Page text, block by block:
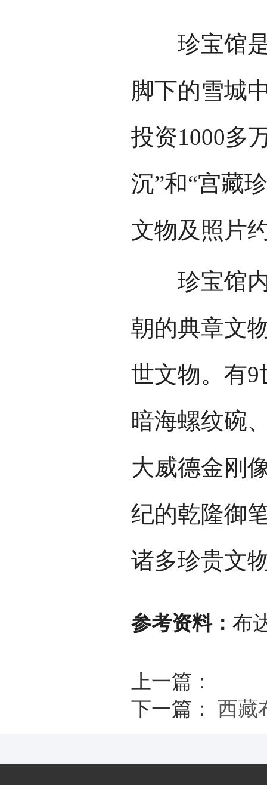
珍宝馆是
脚下的雪城
投资1000多
沉”和“宫藏
文物及照片
珍宝馆内
朝的典章文
世文物。有
暗海螺纹碗
大威德金刚
纪的乾隆御
诸多珍贵文
参考资料： 布
上一篇：
下一篇： 西藏